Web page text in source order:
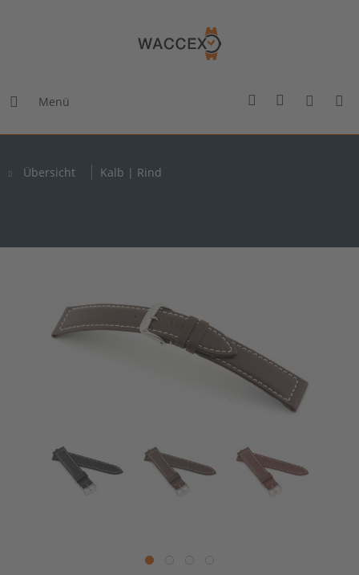
Menü
Übersicht Kalb | Rind